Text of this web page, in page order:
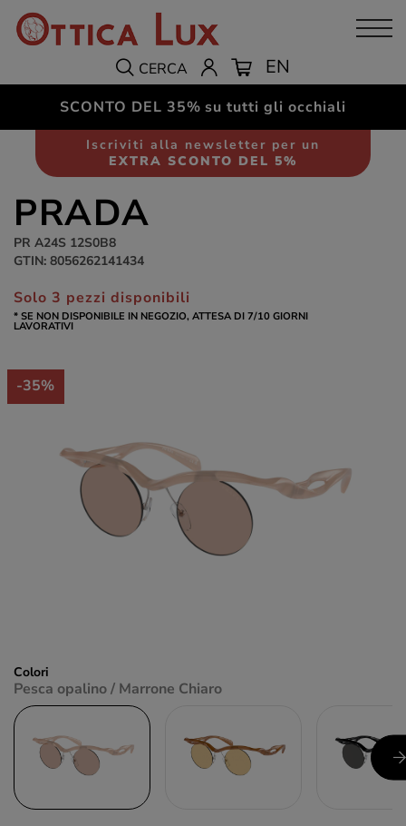
CERCA EN
SCONTO DEL 35% su tutti gli occhiali
Iscriviti alla newsletter per un
EXTRA SCONTO DEL 5%
Occhiali da sole Donna
PRADA
PR A24S 12S0B8
GTIN: 8056262141434
Solo 3 pezzi disponibili
* SE NON DISPONIBILE IN NEGOZIO, ATTESA DI 7/10 GIORNI
LAVORATIVI
-35%
Colori
Pesca opalino / Marrone Chiaro